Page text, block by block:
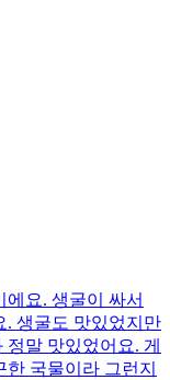
요. 생굴이 싸서
. 생굴도 맛있었지만
말 맛있었어요. 게
국물이라 그런지